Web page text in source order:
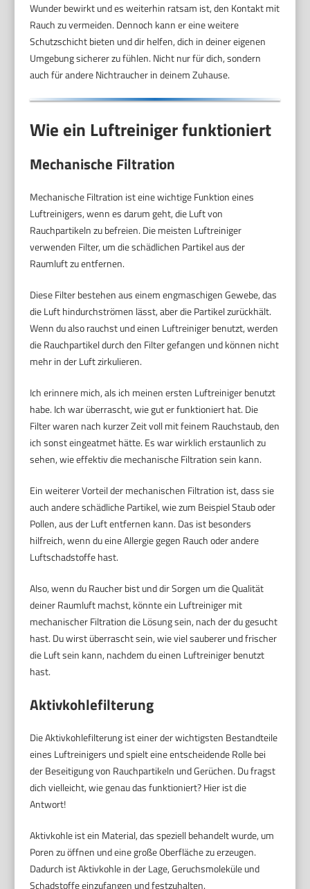
Wunder bewirkt und es weiterhin ratsam ist, den Kontakt mit
Rauch zu vermeiden. Dennoch kann er eine weitere
Schutzschicht bieten und dir helfen, dich in deiner eigenen
Umgebung sicherer zu fühlen. Nicht nur für dich, sondern
auch für andere Nichtraucher in deinem Zuhause.
Wie ein Luftreiniger funktioniert
Mechanische Filtration
Mechanische Filtration ist eine wichtige Funktion eines
Luftreinigers, wenn es darum geht, die Luft von
Rauchpartikeln zu befreien. Die meisten Luftreiniger
verwenden Filter, um die schädlichen Partikel aus der
Raumluft zu entfernen.
Diese Filter bestehen aus einem engmaschigen Gewebe, das
die Luft hindurchströmen lässt, aber die Partikel zurückhält.
Wenn du also rauchst und einen Luftreiniger benutzt, werden
die Rauchpartikel durch den Filter gefangen und können nicht
mehr in der Luft zirkulieren.
Ich erinnere mich, als ich meinen ersten Luftreiniger benutzt
habe. Ich war überrascht, wie gut er funktioniert hat. Die
Filter waren nach kurzer Zeit voll mit feinem Rauchstaub, den
ich sonst eingeatmet hätte. Es war wirklich erstaunlich zu
sehen, wie effektiv die mechanische Filtration sein kann.
Ein weiterer Vorteil der mechanischen Filtration ist, dass sie
auch andere schädliche Partikel, wie zum Beispiel Staub oder
Pollen, aus der Luft entfernen kann. Das ist besonders
hilfreich, wenn du eine Allergie gegen Rauch oder andere
Luftschadstoffe hast.
Also, wenn du Raucher bist und dir Sorgen um die Qualität
deiner Raumluft machst, könnte ein Luftreiniger mit
mechanischer Filtration die Lösung sein, nach der du gesucht
hast. Du wirst überrascht sein, wie viel sauberer und frischer
die Luft sein kann, nachdem du einen Luftreiniger benutzt
hast.
Aktivkohlefilterung
Die Aktivkohlefilterung ist einer der wichtigsten Bestandteile
eines Luftreinigers und spielt eine entscheidende Rolle bei
der Beseitigung von Rauchpartikeln und Gerüchen. Du fragst
dich vielleicht, wie genau das funktioniert? Hier ist die
Antwort!
Aktivkohle ist ein Material, das speziell behandelt wurde, um
Poren zu öffnen und eine große Oberfläche zu erzeugen.
Dadurch ist Aktivkohle in der Lage, Geruchsmoleküle und
Schadstoffe einzufangen und festzuhalten.